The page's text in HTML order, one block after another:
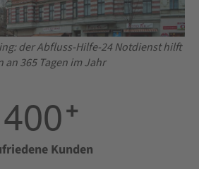
der Abfluss-Hilfe-24 Notdienst hilft
an 365 Tagen im Jahr
400+
Kunden